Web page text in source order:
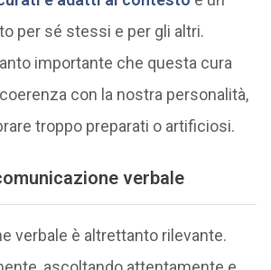
per sé stessi e per gli altri.
importante che questa cura
con la nostra personalità,
troppo preparati o artificiosi.
verbale
verbale è altrettanto rilevante.